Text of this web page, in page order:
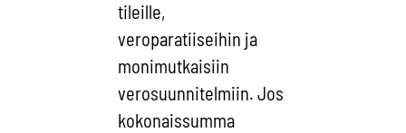
tileille,
veroparatiiseihin ja
monimutkaisiin
verosuunnitelmiin. Jos
kokonaissumma